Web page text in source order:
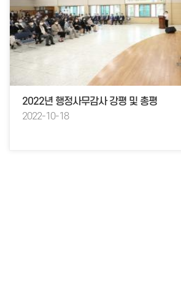
2022년 행정사무감사 강평 및 총평
2022-10-18